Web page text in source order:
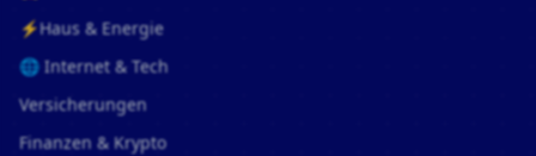
⚡Haus & Energie
🌐 Internet & Tech
Versicherungen
Finanzen & Krypto